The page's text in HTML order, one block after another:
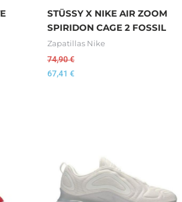
STÜSSY X NIKE AIR ZOOM
SPIRIDON CAGE 2 FOSSIL
Zapatillas Nike
74,90€
67,41 €